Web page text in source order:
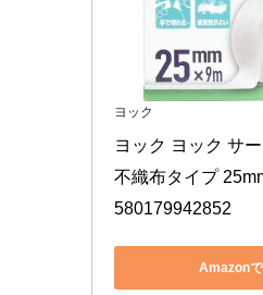
ヨック
ヨック ヨック サ
不織布タイプ
580179942852
Amazon